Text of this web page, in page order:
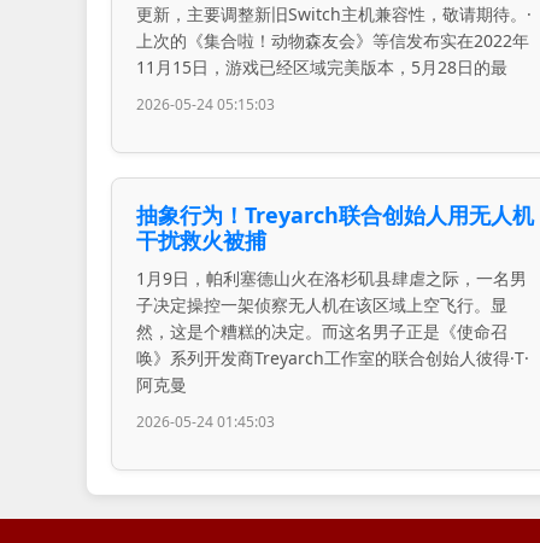
更新，主要调整新旧Switch主机兼容性，敬请期待。·
上次的《集合啦！动物森友会》等信发布实在2022年
11月15日，游戏已经区域完美版本，5月28日的最
2026-05-24 05:15:03
抽象行为！Treyarch联合创始人用无人机
干扰救火被捕
1月9日，帕利塞德山火在洛杉矶县肆虐之际，一名男
子决定操控一架侦察无人机在该区域上空飞行。显
然，这是个糟糕的决定。而这名男子正是《使命召
唤》系列开发商Treyarch工作室的联合创始人彼得·T·
阿克曼
2026-05-24 01:45:03